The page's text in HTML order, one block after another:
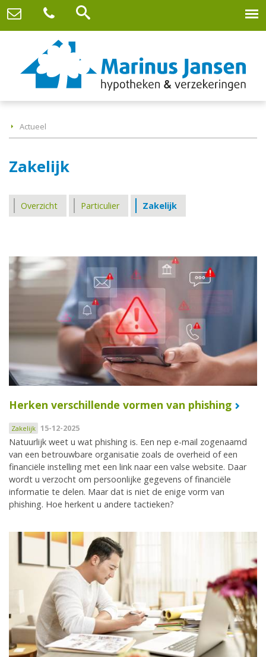
Actueel
Zakelijk
Overzicht Particulier Zakelijk
Herken verschillende vormen van phishing
Zakelijk 15-12-2025
Natuurlijk weet u wat phishing is. Een nep e-mail zogenaamd
van een betrouwbare organisatie zoals de overheid of een
financiële instelling met een link naar een valse website. Daar
wordt u verzocht om persoonlijke gegevens of financiële
informatie te delen. Maar dat is niet de enige vorm van
phishing. Hoe herkent u andere tactieken?